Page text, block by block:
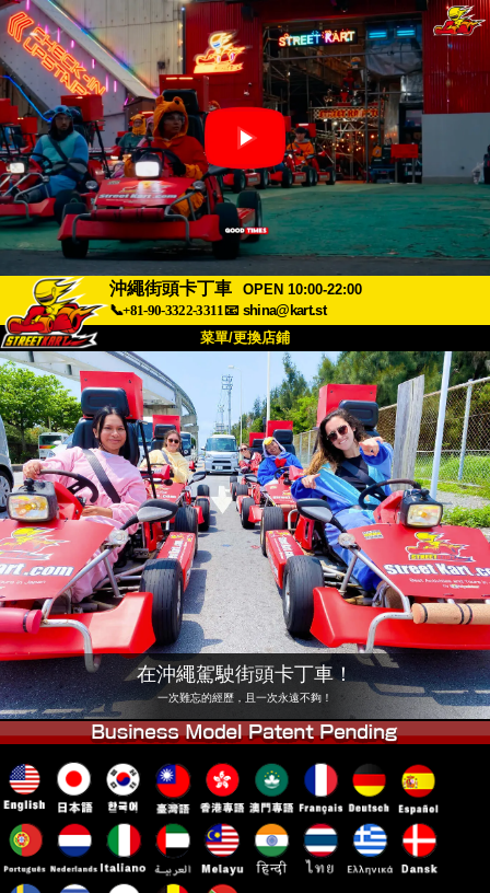
沖繩街頭卡丁車
OPEN 10:00-22:00
📞+81-90-3322-3311📧 shina@kart.st
菜單/更換店鋪
首頁
關於我們 規格 價格
交通資訊 顧客評價 常見問題
公司 預訂
更換店鋪
東京 品川 #1 東京 秋葉原 #1
東京 秋葉原 #2 東京 澀谷
東京 澀谷分店 東京灣
東京 淺草 大阪
沖繩
在沖繩駕駛街頭卡丁車！
一次難忘的經歷，且一次永遠不夠！